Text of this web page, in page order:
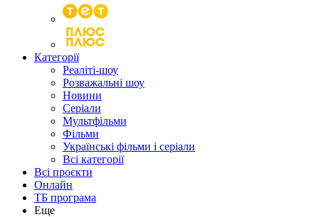
Категорії
Реаліті-шоу
Розважальні шоу
Новини
Серіали
Мультфільми
Фільми
Українські фільми і серіали
Всі категорії
Всі проєкти
Онлайн
ТБ програма
Еще